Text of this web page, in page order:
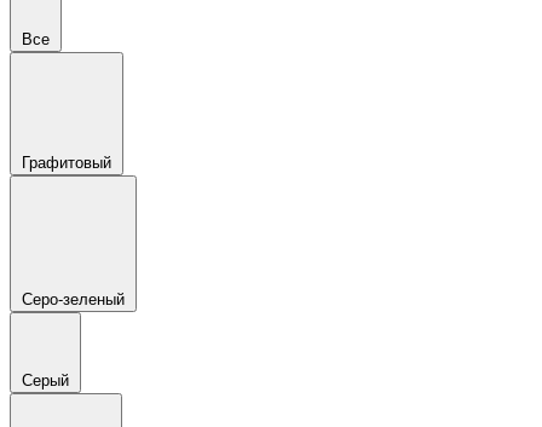
Все
Графитовый
Серо-зеленый
Серый